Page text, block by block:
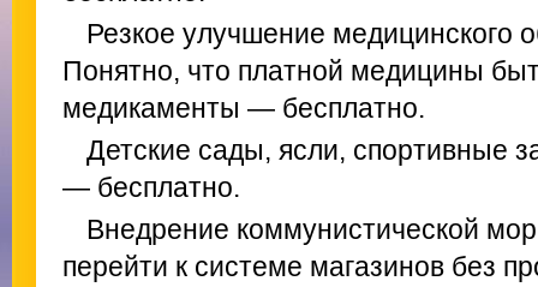
Резкое улучшение медицинского
Понятно, что платной медицины
медикаменты — бесплатно.
Детские сады, ясли, спортивные
— бесплатно.
Внедрение коммунистической
перейти к системе магазинов без